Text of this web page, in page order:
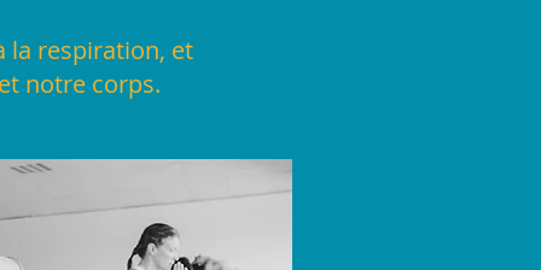
la respiration, et
notre corps.